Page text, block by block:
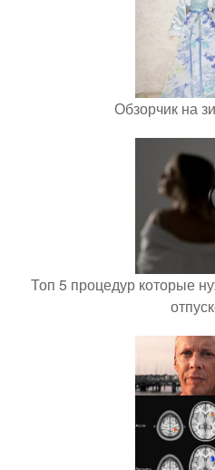
Обзорчик на
Топ 5 процедур которые